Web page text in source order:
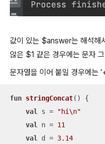
값이 있는 $answer는 해석해
않은 $1 같은 경우에는 문자
문자열을 이어 붙일 경우에는
fun stringConcat()
{
val
s =
"hi\n"
val
n = 11
val
d = 3.14